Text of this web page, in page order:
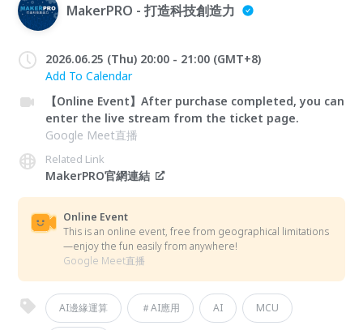
MakerPRO - 打造科技創造力
2026.06.25 (Thu) 20:00 - 21:00 (GMT+8)
Add To Calendar
【Online Event】After purchase completed, you can
enter the live stream from the ticket page.
Google Meet直播
Related Link
MakerPRO官網連結
Online Event
This is an online event, free from geographical limitations
—enjoy the fun easily from anywhere!
Google Meet直播
AI邊緣運算 ＃AI應用 AI MCU